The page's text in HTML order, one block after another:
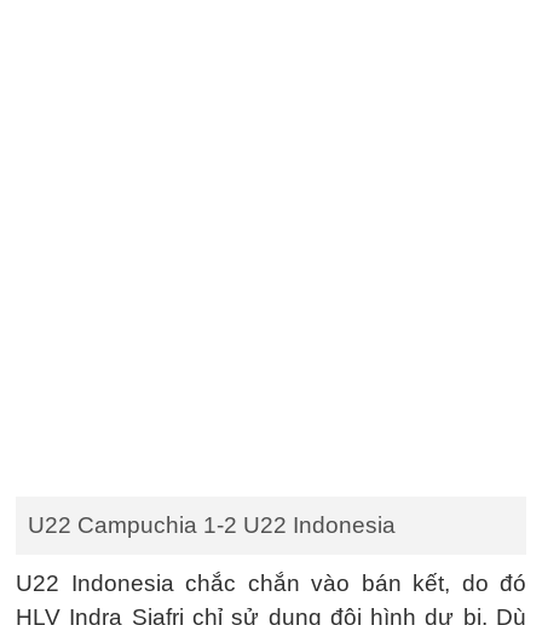
U22 Campuchia 1-2 U22 Indonesia
U22 Indonesia chắc chắn vào bán kết, do đó
HLV Indra Sjafri chỉ sử dụng đội hình dự bị. Dù